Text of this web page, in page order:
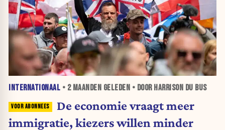
INTERNATIONAAL • 2 MAANDEN GELEDEN • DOOR HARRISON DU BUS
De economie vraagt meer
immigratie, kiezers willen minder